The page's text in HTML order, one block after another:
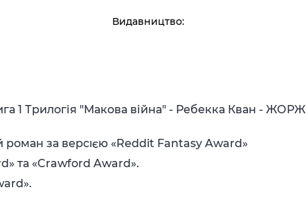
Видавництво:
1 Трилогія "Макова війна" - Ребекка Кван - ЖОРЖ
за версıєю «Reddit Fantasy Award»
та «Crawford Award».